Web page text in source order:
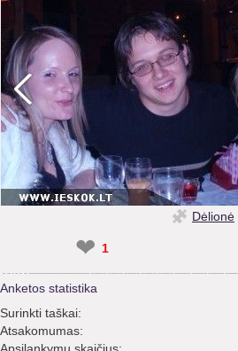
Dėlionė
❤ 1
Anketos statistika
Surinkti taškai:
Atsakomumas: